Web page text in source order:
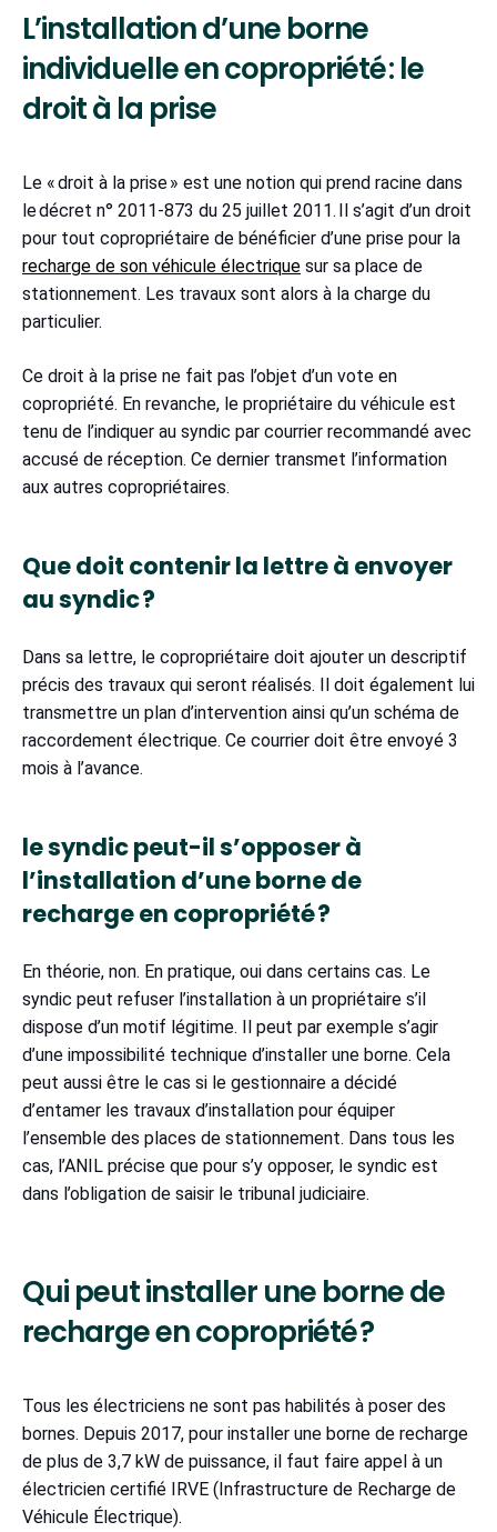
L’installation d’une borne
individuelle en copropriété : le
droit à la prise
Le « droit à la prise » est une notion qui prend racine dans
le décret n° 2011-873 du 25 juillet 2011. Il s’agit d’un droit
pour tout copropriétaire de bénéficier d’une prise pour la
recharge de son véhicule électrique sur sa place de
stationnement. Les travaux sont alors à la charge du
particulier.
Ce droit à la prise ne fait pas l’objet d’un vote en
copropriété. En revanche, le propriétaire du véhicule est
tenu de l’indiquer au syndic par courrier recommandé avec
accusé de réception. Ce dernier transmet l’information
aux autres copropriétaires.
Que doit contenir la lettre à envoyer
au syndic ?
Dans sa lettre, le copropriétaire doit ajouter un descriptif
précis des travaux qui seront réalisés. Il doit également lui
transmettre un plan d’intervention ainsi qu’un schéma de
raccordement électrique. Ce courrier doit être envoyé 3
mois à l’avance.
le syndic peut-il s’opposer à
l’installation d’une borne de
recharge en copropriété ?
En théorie, non. En pratique, oui dans certains cas. Le
syndic peut refuser l’installation à un propriétaire s’il
dispose d’un motif légitime. Il peut par exemple s’agir
d’une impossibilité technique d’installer une borne. Cela
peut aussi être le cas si le gestionnaire a décidé
d’entamer les travaux d’installation pour équiper
l’ensemble des places de stationnement. Dans tous les
cas, l’ANIL précise que pour s’y opposer, le syndic est
dans l’obligation de saisir le tribunal judiciaire.
Qui peut installer une borne de
recharge en copropriété ?
Tous les électriciens ne sont pas habilités à poser des
bornes. Depuis 2017, pour installer une borne de recharge
de plus de 3,7 kW de puissance, il faut faire appel à un
électricien certifié IRVE (Infrastructure de Recharge de
Véhicule Électrique).